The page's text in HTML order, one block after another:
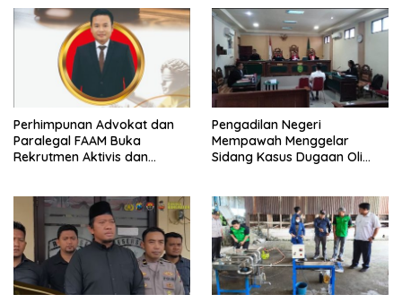
Perhimpunan Advokat dan
Paralegal FAAM Buka
Rekrutmen Aktivis dan
Pengadilan Negeri
Mempawah Menggelar
Sidang Kasus Dugaan Oli
Penipuan Dari Jaringan
Pemasok PT. DAB